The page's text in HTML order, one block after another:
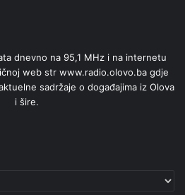
dnevno na 95,1 MHz i na internetu
web str www.radio.olovo.ba gdje
sadržaje o događajima iz Olova
i šire.